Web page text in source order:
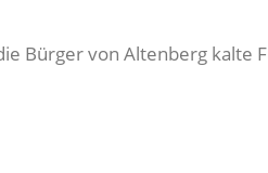
Bürger von Altenberg kalte